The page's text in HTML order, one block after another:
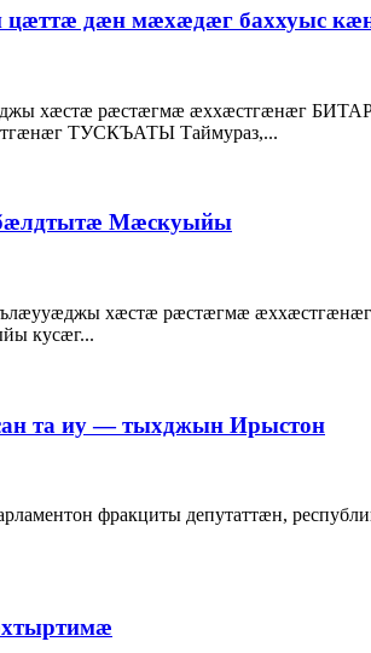
дæн мæхæдæг баххуыс
хæстæ рæстæгмæ æххæстгæнæг
ТУСКЪАТЫ Таймураз,...
Мæскуыйы
хæстæ рæстæгмæ æххæстгæнæг
кусæг...
та иу — тыхджын Ирыстон
фракциты депутаттæн,